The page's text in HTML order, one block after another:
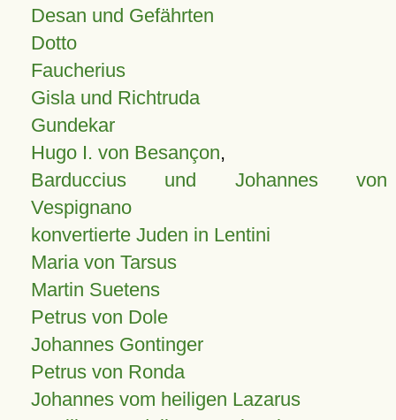
Desan und Gefährten
Dotto
Faucherius
Gisla und Richtruda
Gundekar
Hugo I. von Besançon,
Barduccius und Johannes von
Vespignano
konvertierte Juden in Lentini
Maria von Tarsus
Martin Suetens
Petrus von Dole
Johannes Gontinger
Petrus von Ronda
Johannes vom heiligen Lazarus